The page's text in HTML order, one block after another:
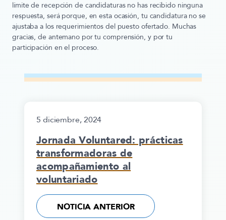
límite de recepción de candidaturas no has recibido ninguna
respuesta, será porque, en esta ocasión, tu candidatura no se
ajustaba a los requerimientos del puesto ofertado. Muchas
gracias, de antemano por tu comprensión, y por tu
participación en el proceso.
5 diciembre, 2024
Jornada Voluntared: prácticas
transformadoras de
acompañamiento al
voluntariado
NOTICIA ANTERIOR